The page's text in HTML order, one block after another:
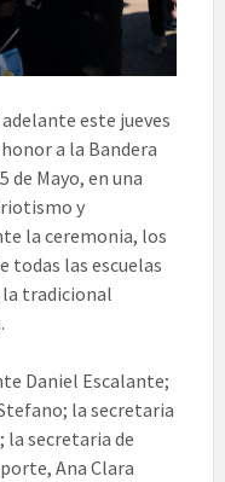
este jueves
a la Bandera
de Mayo, en una
y
la ceremonia, los
todas las escuelas
la tradicional
Daniel Escalante;
la secretaria
la secretaria de
Ana Clara